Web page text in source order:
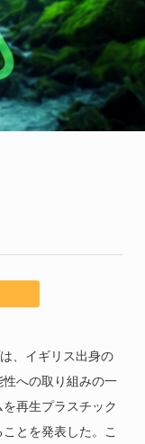
、イギリス出身の
への取り組みの一
再生プラスチック
とを発表した。こ